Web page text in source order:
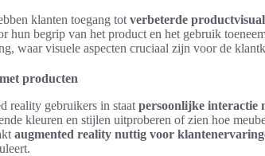
klanten toegang tot verbeterde
hun begrip van het product en het gebruik
waar visuele aspecten cruciaal zijn voor de
producten
reality gebruikers in staat persoonlijke interactie
kleuren en stijlen uitproberen of zien hoe
augmented reality nuttig voor